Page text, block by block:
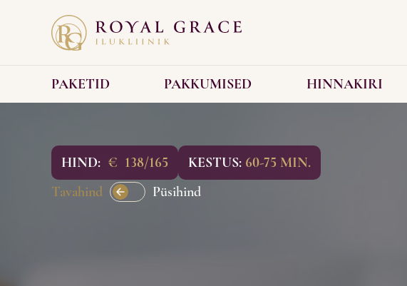
PAKETID PAKKUMISED HINNAKIRI
HIND: € 138/165 KESTUS: 60-75 MIN.
Tavahind
Püsihind